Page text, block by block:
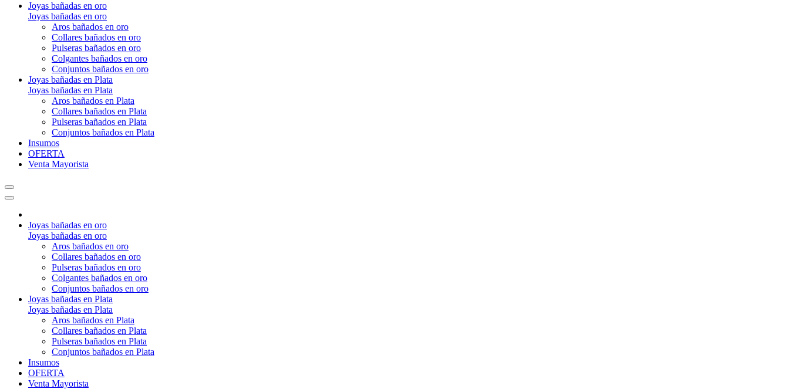
Joyas bañadas en oro
Joyas bañadas en oro
Aros bañados en oro
Collares bañados en oro
Pulseras bañados en oro
Colgantes bañados en oro
Conjuntos bañados en oro
Joyas bañadas en Plata
Joyas bañadas en Plata
Aros bañados en Plata
Collares bañados en Plata
Pulseras bañados en Plata
Conjuntos bañados en Plata
Insumos
OFERTA
Venta Mayorista
Joyas bañadas en oro
Joyas bañadas en oro
Aros bañados en oro
Collares bañados en oro
Pulseras bañados en oro
Colgantes bañados en oro
Conjuntos bañados en oro
Joyas bañadas en Plata
Joyas bañadas en Plata
Aros bañados en Plata
Collares bañados en Plata
Pulseras bañados en Plata
Conjuntos bañados en Plata
Insumos
OFERTA
Venta Mayorista